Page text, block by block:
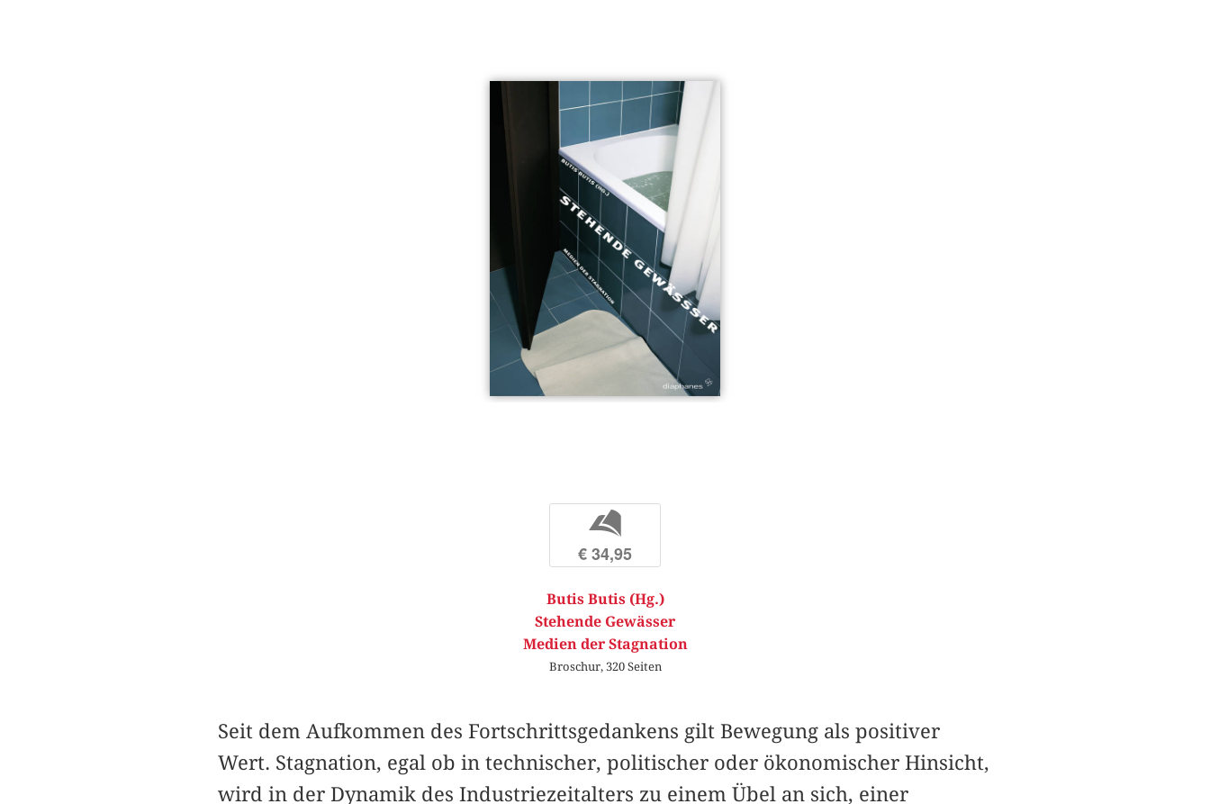
b
€ 34,95
Butis Butis (Hg.)
Stehende Gewässer
Medien der Stagnation
Broschur, 320 Seiten
Seit dem Aufkommen des Fortschrittsgedankens gilt Bewegung als positiver
Wert. Stagnation, egal ob in technischer, politischer oder ökonomischer Hinsicht,
wird in der Dynamik des Industriezeitalters zu einem Übel an sich, einer